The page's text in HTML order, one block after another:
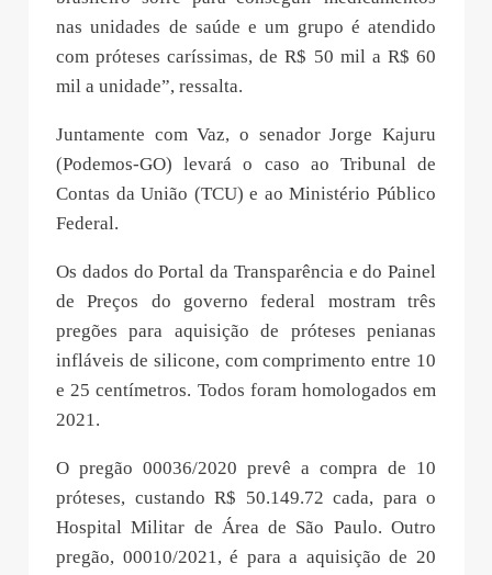
nas unidades de saúde e um grupo é atendido
com próteses caríssimas, de R$ 50 mil a R$ 60
mil a unidade”, ressalta.
Juntamente com Vaz, o senador Jorge Kajuru
(Podemos-GO) levará o caso ao Tribunal de
Contas da União (TCU) e ao Ministério Público
Federal.
Os dados do Portal da Transparência e do Painel
de Preços do governo federal mostram três
pregões para aquisição de próteses penianas
infláveis de silicone, com comprimento entre 10
e 25 centímetros. Todos foram homologados em
2021.
O pregão 00036/2020 prevê a compra de 10
próteses, custando R$ 50.149.72 cada, para o
Hospital Militar de Área de São Paulo. Outro
pregão, 00010/2021, é para a aquisição de 20